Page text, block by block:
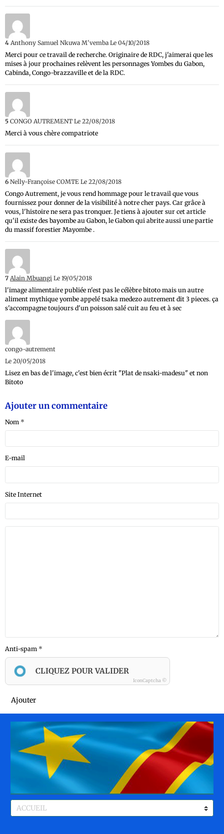
4 Anthony Samuel Nkuwa M'vemba Le 04/10/2018
Merci pour ce travail de recherche. Originaire de RDC, j'aimerai que les
mises à jour prochaines relèvent les personnages Yombes du Gabon,
Cabinda, Congo-brazzaville et de la RDC.
5 CONGO AUTREMENT Le 22/08/2018
Merci à vous chère compatriote
6 Nelly-Françoise COMTE Le 22/08/2018
Congo Autrement, je vous rend hommage pour le travail que vous
fournissez pour donner de la visibilité à notre cher pays. Car grâce à
vous, l'histoire ne sera pas tronquer. Je tiens à ajouter sur cet article
qu'il existe des bayombe au Gabon, le Gabon qui abrite aussi une partie
du massif forestier Mayombe .
7 Alain Mbuangi Le 19/05/2018
l'image alimentaire publiée n'est pas le célèbre bitoto mais un autre
aliment mythique yombe appelé tsaka medezo autrement dit 3 pieces. ça
s'accompagne toujours d'un poisson salé cuit au feu et à sec
congo-autrement
Le 20/05/2018
Lisez en bas de l'image, c'est bien écrit "Plat de nsaki-madesu" et non
Bitoto
Ajouter un commentaire
Nom
E-mail
Site Internet
Anti-spam
CLIQUEZ POUR VALIDER
IconCaptcha ©
Ajouter